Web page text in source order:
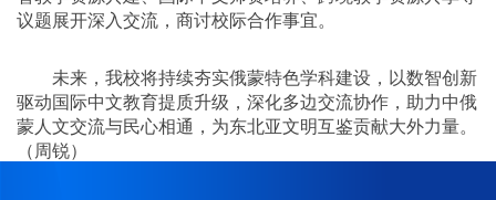
议题展开深入交流，商讨校际合作事宜。
未来，我校将持续夯实俄蒙特色学科建设，以数智创新
驱动国际中文教育提质升级，深化多边交流协作，助力中俄
蒙人文交流与民心相通，为东北亚文明互鉴贡献大外力量。
（周锐）